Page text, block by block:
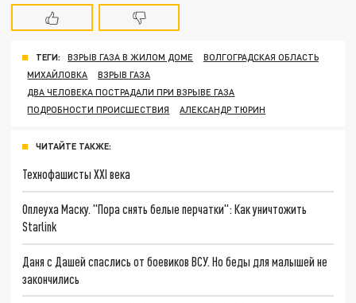
ТЕГИ: ВЗРЫВ ГАЗА В ЖИЛОМ ДОМЕ
ВОЛГОГРАДСКАЯ ОБЛАСТЬ
МИХАЙЛОВКА
ВЗРЫВ ГАЗА
ДВА ЧЕЛОВЕКА ПОСТРАДАЛИ ПРИ ВЗРЫВЕ ГАЗА
ПОДРОБНОСТИ ПРОИСШЕСТВИЯ
АЛЕКСАНДР ТЮРИН
ЧИТАЙТЕ ТАКЖЕ:
Технофашисты XXI века
Оплеуха Маску. "Пора снять белые перчатки": Как уничтожить
Starlink
Даня с Дашей спаслись от боевиков ВСУ. Но беды для малышей не
закончились